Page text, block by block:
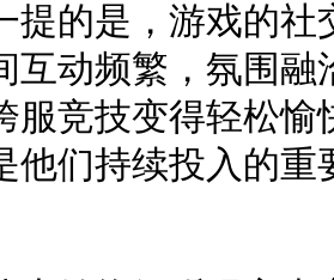
的是，游戏的社
互动频繁，氛围
服竞技变得轻松
他们持续投入的重